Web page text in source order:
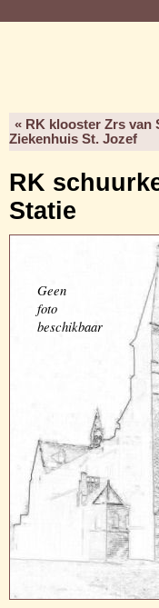
« RK klooster Zrs van
Ziekenhuis St. Jozef
RK
Statie
Geen
foto
beschikbaar